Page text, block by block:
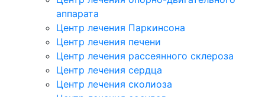
аппарата
Центр лечения Паркинсона
Центр лечения печени
Центр лечения рассеянного склероза
Центр лечения сердца
Центр лечения сколиоза